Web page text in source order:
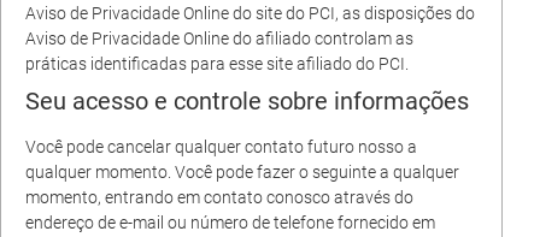
Aviso de Privacidade Online do site do PCI, as disposições do
Aviso de Privacidade Online do afiliado controlam as
práticas identificadas para esse site afiliado do PCI.
Seu acesso e controle sobre informações
Você pode cancelar qualquer contato futuro nosso a
qualquer momento. Você pode fazer o seguinte a qualquer
momento, entrando em contato conosco através do
endereço de e-mail ou número de telefone fornecido em